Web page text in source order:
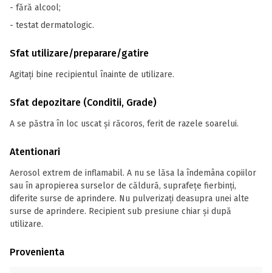
- fără alcool;
- testat dermatologic.
Sfat utilizare/preparare/gatire
Agitați bine recipientul înainte de utilizare.
Sfat depozitare (Conditii, Grade)
A se păstra în loc uscat și răcoros, ferit de razele soarelui.
Atentionari
Aerosol extrem de inflamabil. A nu se lăsa la îndemâna copiilor
sau în apropierea surselor de căldură, suprafețe fierbinți,
diferite surse de aprindere. Nu pulverizați deasupra unei alte
surse de aprindere. Recipient sub presiune chiar și după
utilizare.
Provenienta